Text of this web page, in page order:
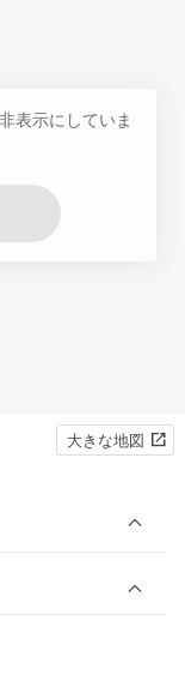
表示にしていま
大きな地図